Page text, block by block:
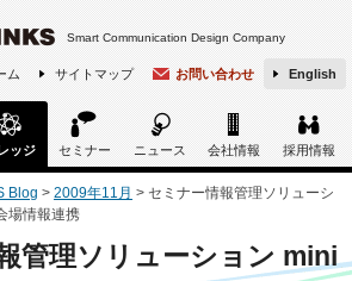
Smart Communication Design Company
ム サイトマップ お問い合わせ English
ッジ セミナー ニュース 会社情報 採用情報
Blog > 2009年11月 > セミナー情報管理ソリューシ
場情報連携
管理ソリューション mini